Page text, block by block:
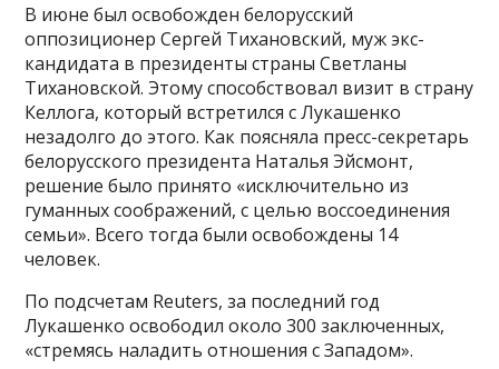
В июне был освобожден белорусский
оппозиционер Сергей Тихановский, муж экс-
кандидата в президенты страны Светланы
Тихановской. Этому способствовал визит в страну
Келлога, который встретился с Лукашенко
незадолго до этого. Как поясняла пресс-секретарь
белорусского президента Наталья Эйсмонт,
решение было принято «исключительно из
гуманных соображений, с целью воссоединения
семьи». Всего тогда были освобождены 14
человек.
По подсчетам Reuters, за последний год
Лукашенко освободил около 300 заключенных,
«стремясь наладить отношения с Западом».